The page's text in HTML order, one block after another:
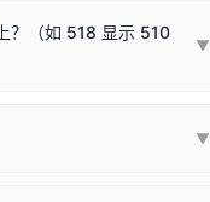
】刷新硬件列表。
？（如 518 显示 510
▼
同，但内部核心芯片和打
▼